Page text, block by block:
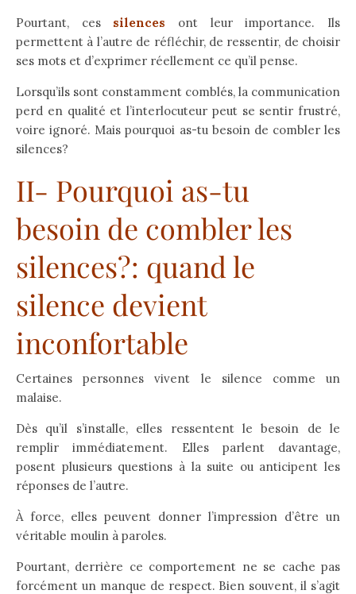
Pourtant, ces silences
ont leur importance. Ils
permettent à l’autre de réfléchir, de ressentir, de choisir
ses mots et d’exprimer réellement ce qu’il pense.
Lorsqu’ils sont constamment comblés, la communication
perd en qualité et l’interlocuteur peut se sentir frustré,
voire ignoré. Mais pourquoi as-tu besoin de combler les
silences?
II- Pourquoi as-tu
besoin de combler les
silences?: quand le
silence devient
inconfortable
Certaines personnes vivent le silence comme un
malaise.
Dès qu’il s’installe, elles ressentent le besoin de le
remplir immédiatement. Elles parlent davantage,
posent plusieurs questions à la suite ou anticipent les
réponses de l’autre.
À force, elles peuvent donner l’impression d’être un
véritable moulin à paroles.
Pourtant, derrière ce comportement ne se cache pas
forcément un manque de respect. Bien souvent, il s’agit